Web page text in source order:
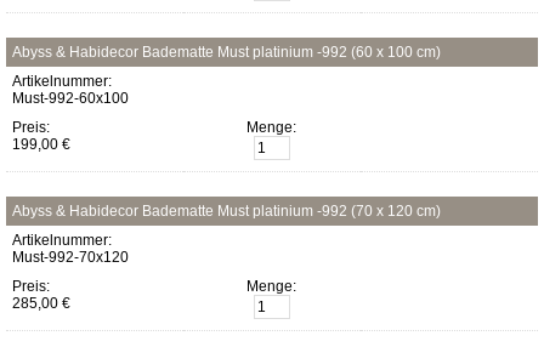
Abyss & Habidecor Badematte Must platinium -992 (60 x 100 cm)
Artikelnummer:
Must-992-60x100
Preis:
199,00 €
Menge:
Abyss & Habidecor Badematte Must platinium -992 (70 x 120 cm)
Artikelnummer:
Must-992-70x120
Preis:
285,00 €
Menge: